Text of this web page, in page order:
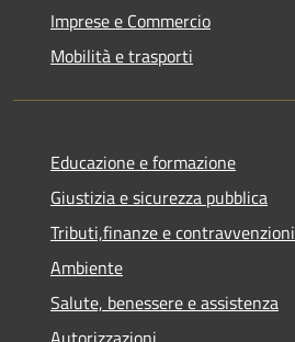
Imprese e Commercio
Mobilità e trasporti
Educazione e formazione
Giustizia e sicurezza pubblica
Tributi,finanze e contravvenzioni
Ambiente
Salute, benessere e assistenza